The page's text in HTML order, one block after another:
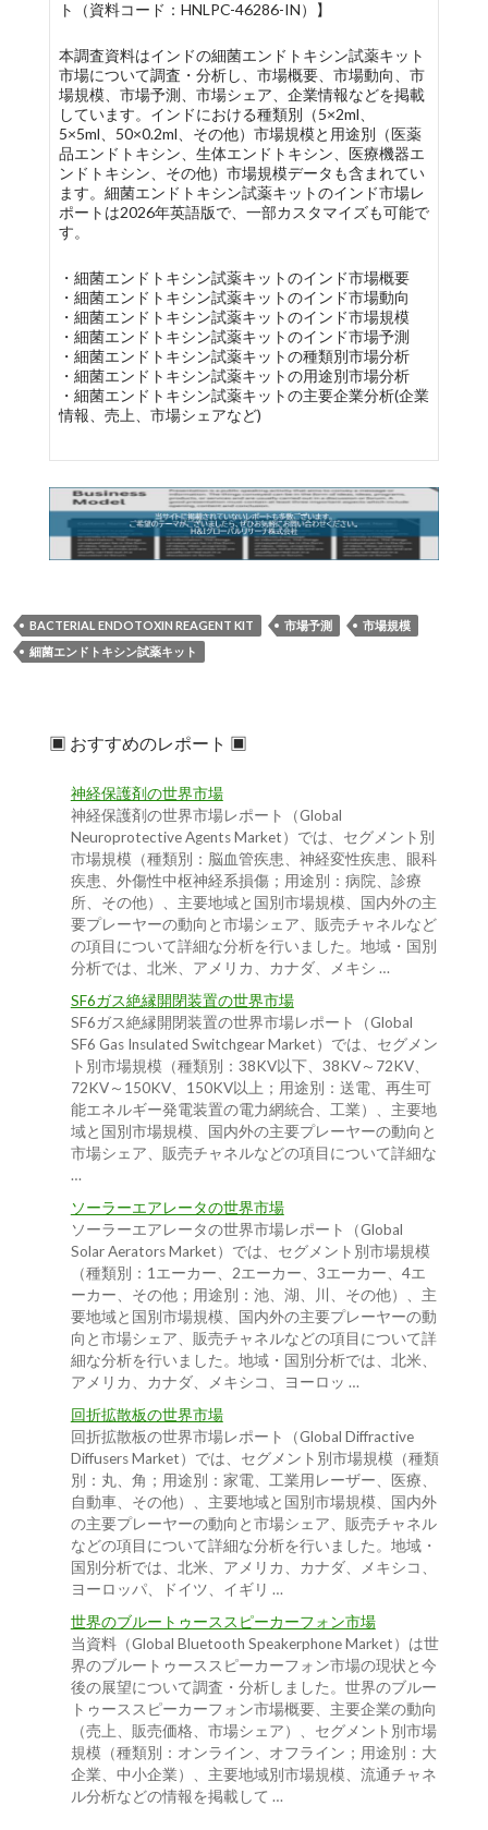
ト（資料コード：HNLPC-46286-IN）】
本調査資料はインドの細菌エンドトキシン試薬キット
市場について調査・分析し、市場概要、市場動向、市
場規模、市場予測、市場シェア、企業情報などを掲載
しています。インドにおける種類別（5×2ml、
5×5ml、50×0.2ml、その他）市場規模と用途別（医薬
品エンドトキシン、生体エンドトキシン、医療機器エ
ンドトキシン、その他）市場規模データも含まれてい
ます。細菌エンドトキシン試薬キットのインド市場レ
ポートは2026年英語版で、一部カスタマイズも可能で
す。
・細菌エンドトキシン試薬キットのインド市場概要
・細菌エンドトキシン試薬キットのインド市場動向
・細菌エンドトキシン試薬キットのインド市場規模
・細菌エンドトキシン試薬キットのインド市場予測
・細菌エンドトキシン試薬キットの種類別市場分析
・細菌エンドトキシン試薬キットの用途別市場分析
・細菌エンドトキシン試薬キットの主要企業分析(企業
情報、売上、市場シェアなど)
BACTERIAL ENDOTOXIN REAGENT KIT 市場予測
市場規模
細菌エンドトキシン試薬キット
▣ おすすめのレポート ▣
神経保護剤の世界市場
神経保護剤の世界市場レポート（Global
Neuroprotective Agents Market）では、セグメント別
市場規模（種類別：脳血管疾患、神経変性疾患、眼科
疾患、外傷性中枢神経系損傷；用途別：病院、診療
所、その他）、主要地域と国別市場規模、国内外の主
要プレーヤーの動向と市場シェア、販売チャネルなど
の項目について詳細な分析を行いました。地域・国別
分析では、北米、アメリカ、カナダ、メキシ …
SF6ガス絶縁開閉装置の世界市場
SF6ガス絶縁開閉装置の世界市場レポート（Global
SF6 Gas Insulated Switchgear Market）では、セグメン
ト別市場規模（種類別：38KV以下、38KV～72KV、
72KV～150KV、150KV以上；用途別：送電、再生可
能エネルギー発電装置の電力網統合、工業）、主要地
域と国別市場規模、国内外の主要プレーヤーの動向と
市場シェア、販売チャネルなどの項目について詳細な
…
ソーラーエアレータの世界市場
ソーラーエアレータの世界市場レポート（Global
Solar Aerators Market）では、セグメント別市場規模
（種類別：1エーカー、2エーカー、3エーカー、4エ
ーカー、その他；用途別：池、湖、川、その他）、主
要地域と国別市場規模、国内外の主要プレーヤーの動
向と市場シェア、販売チャネルなどの項目について詳
細な分析を行いました。地域・国別分析では、北米、
アメリカ、カナダ、メキシコ、ヨーロッ …
回折拡散板の世界市場
回折拡散板の世界市場レポート（Global Diffractive
Diffusers Market）では、セグメント別市場規模（種類
別：丸、角；用途別：家電、工業用レーザー、医療、
自動車、その他）、主要地域と国別市場規模、国内外
の主要プレーヤーの動向と市場シェア、販売チャネル
などの項目について詳細な分析を行いました。地域・
国別分析では、北米、アメリカ、カナダ、メキシコ、
ヨーロッパ、ドイツ、イギリ …
世界のブルートゥーススピーカーフォン市場
当資料（Global Bluetooth Speakerphone Market）は世
界のブルートゥーススピーカーフォン市場の現状と今
後の展望について調査・分析しました。世界のブルー
トゥーススピーカーフォン市場概要、主要企業の動向
（売上、販売価格、市場シェア）、セグメント別市場
規模（種類別：オンライン、オフライン；用途別：大
企業、中小企業）、主要地域別市場規模、流通チャネ
ル分析などの情報を掲載して …